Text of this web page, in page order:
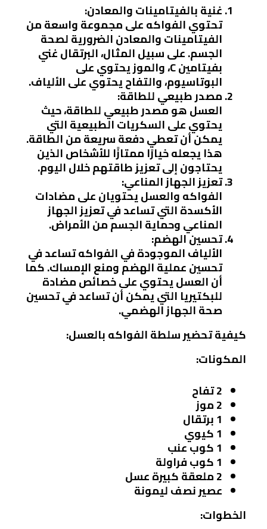
غنية بالفيتامينات والمعادن:
تحتوي الفواكه على مجموعة واسعة من
الفيتامينات والمعادن الضرورية لصحة
الجسم. على سبيل المثال، البرتقال غني
بفيتامين C، والموز يحتوي على
البوتاسيوم، والتفاح يحتوي على الألياف.
مصدر طبيعي للطاقة:
العسل هو مصدر طبيعي للطاقة، حيث
يحتوي على السكريات الطبيعية التي
يمكن أن تعطي دفعة سريعة من الطاقة.
هذا يجعله خيارًا ممتازًا للأشخاص الذين
يحتاجون إلى تعزيز طاقتهم خلال اليوم.
تعزيز الجهاز المناعي:
الفواكه والعسل يحتويان على مضادات
الأكسدة التي تساعد في تعزيز الجهاز
المناعي وحماية الجسم من الأمراض.
تحسين الهضم:
الألياف الموجودة في الفواكه تساعد في
تحسين عملية الهضم ومنع الإمساك. كما
أن العسل يحتوي على خصائص مضادة
للبكتيريا التي يمكن أن تساعد في تحسين
صحة الجهاز الهضمي.
كيفية تحضير سلطة الفواكه بالعسل:
المكونات:
2 تفاح
2 موز
1 برتقال
1 كيوي
1 كوب عنب
1 كوب فراولة
2 ملعقة كبيرة عسل
عصير نصف ليمونة
الخطوات: